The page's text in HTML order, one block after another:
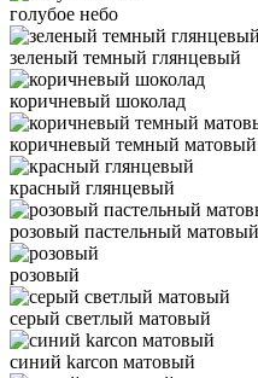
голубое небо
зеленый темный глянцевый
коричневый шоколад
коричневый темный матовый
красный глянцевый
розовый пастельный матовый
розовый
серый светлый матовый
синий karcon матовый